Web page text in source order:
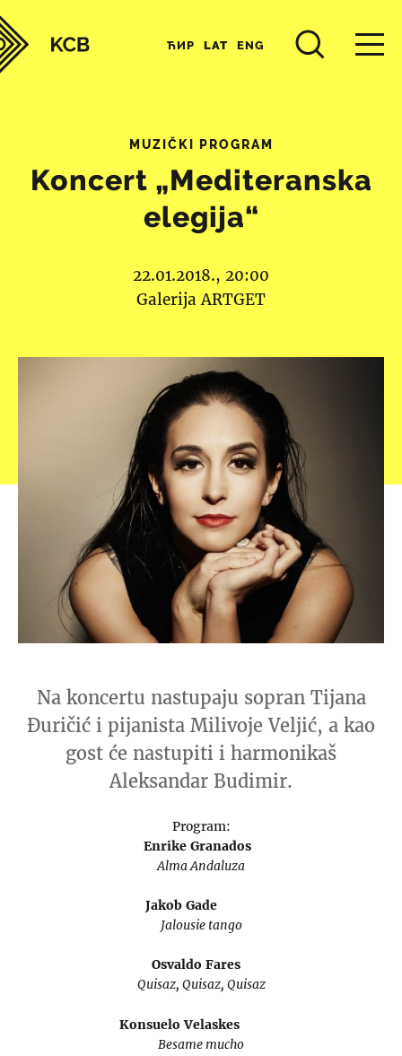
ЋИР LAT ENG
MUZIČKI PROGRAM
Koncert „Mediteranska
elegija“
22.01.2018., 20:00
Galerija ARTGET
Na koncertu nastupaju sopran Tijana
Đuričić i pijanista Milivoje Veljić, a kao
gost će nastupiti i harmonikaš
Aleksandar Budimir.
Program:
Enrike Granados
Alma Andaluza
Jakob Gade
Jalousie tango
Osvaldo Fares
Quisaz, Quisaz, Quisaz
Konsuelo Velaskes
Besame mucho